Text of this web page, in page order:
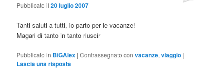
Pubblicato il20 luglio 2007
Tanti saluti a tutti, io parto per le vacanze!
Magari di tanto in tanto riuscir
Pubblicato in BiGAlex |Contrassegnato con vacanze,viaggio |
Lascia una risposta